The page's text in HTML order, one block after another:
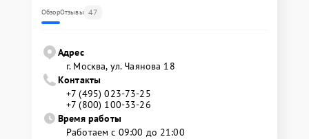
ОбзорОтзывы 47
Адрес
г. Москва, ул. Чаянова 18
Контакты
+7 (495) 023-73-25
+7 (800) 100-33-26
Время работы
Работаем с 09:00 до 21:00